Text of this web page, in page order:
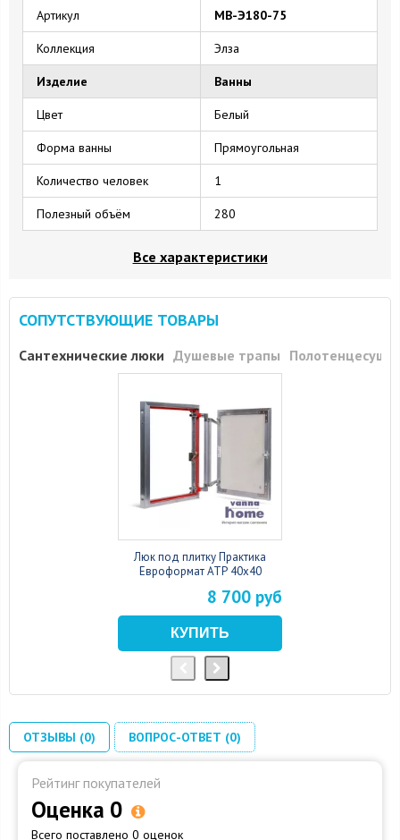
Артикул MB-Э180-75
Коллекция Элза
Изделие Ванны
Цвет Белый
Форма ванны Прямоугольная
Количество человек 1
Полезный объём 280
Все характеристики
СОПУТСТВУЮЩИЕ ТОВАРЫ
Сантехнические люки Душевые трапы
Люк под плитку Практика
Евроформат АТР 40x40
8 700 руб
ОТЗЫВЫ (0) ВОПРОС-ОТВЕТ (0)
Рейтинг покупателей
Оценка 0
Всего поставлено 0 оценок